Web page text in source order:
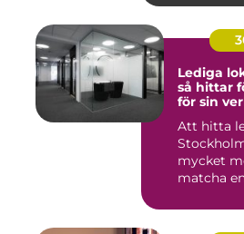
Lediga
så hittar
för sin
Att hitta
mycket
matcha